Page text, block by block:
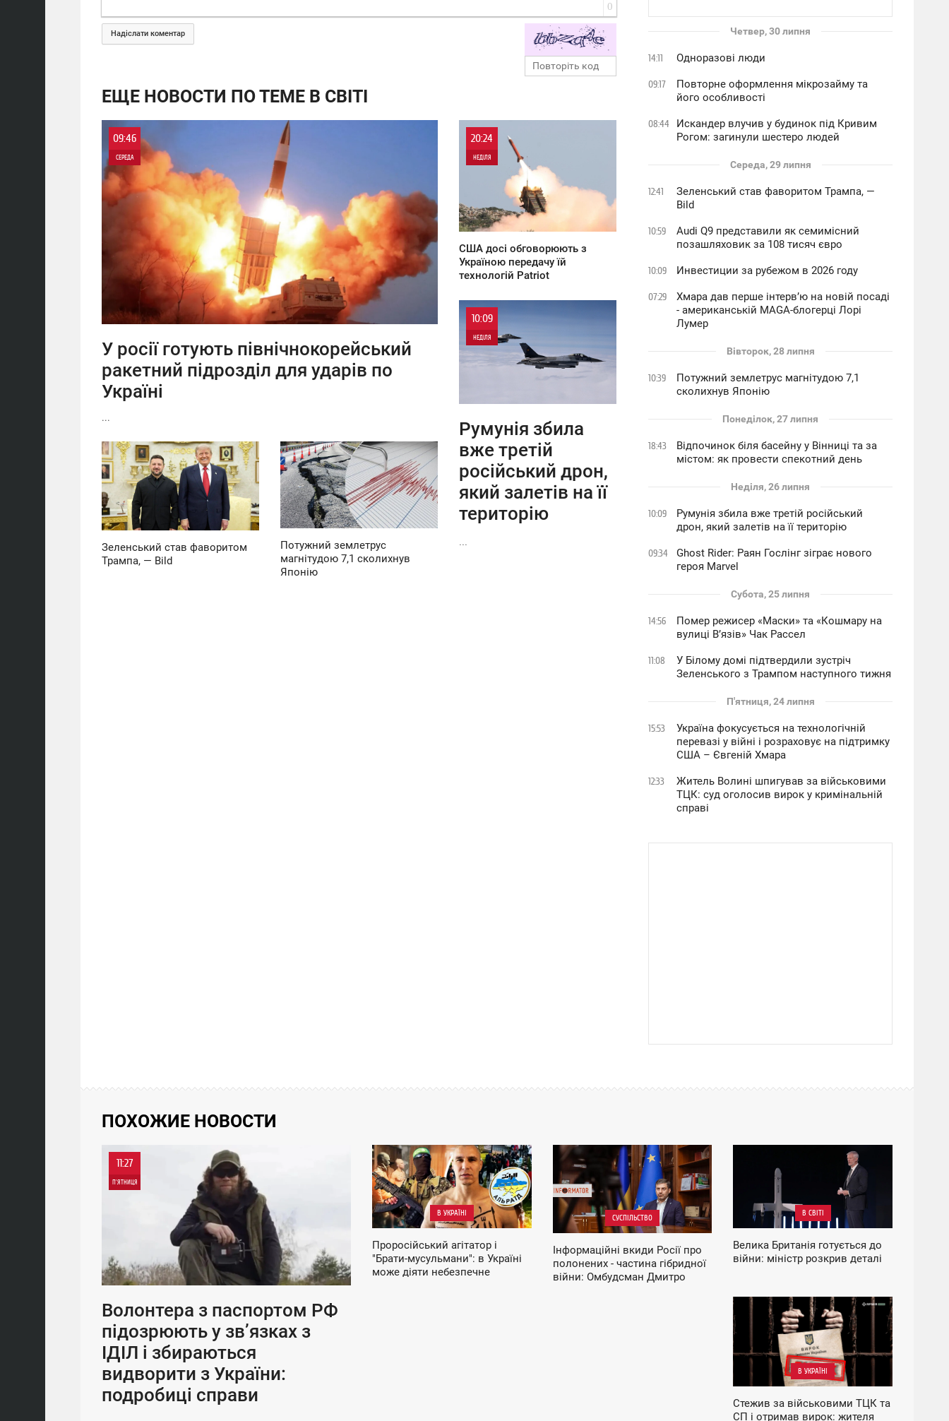
0
Надіслати коментар
ЕЩЕ НОВОСТИ ПО ТЕМЕ В СВІТІ
09:46
СЕРЕДА
У росії готують північнокорейський
ракетний підрозділ для ударів по
Україні
...
Зеленський став фаворитом
Трампа, — Bild
10:39
Потужний землетрус
магнітудою 7,1 сколихнув
Японію
20:24
НЕДІЛЯ
США досі обговорюють з
Україною передачу їй
технологій Patriot
10:09
НЕДІЛЯ
Румунія збила
вже третій
російський дрон,
який залетів на її
територію
...
Четвер, 30 липня
14:11 Одноразові люди
09:17
Повторне оформлення мікрозайму та
його особливості
08:44
Искандер влучив у будинок під Кривим
Рогом: загинули шестеро людей
Середа, 29 липня
12:41
Зеленський став фаворитом Трампа, —
Bild
10:59
Audi Q9 представили як семимісний
позашляховик за 108 тисяч євро
10:09 Инвестиции за рубежом в 2026 году
07:29
Хмара дав перше інтервʼю на новій посаді
- американській MAGA-блогерці Лорі
Лумер
Вівторок, 28 липня
10:39
Потужний землетрус магнітудою 7,1
сколихнув Японію
Понеділок, 27 липня
18:43
Відпочинок біля басейну у Вінниці та за
містом: як провести спекотний день
Неділя, 26 липня
10:09
Румунія збила вже третій російський
дрон, який залетів на її територію
09:34
Ghost Rider: Раян Гослінг зіграє нового
героя Marvel
Субота, 25 липня
14:56
Помер режисер «Маски» та «Кошмару на
вулиці В’язів» Чак Рассел
11:08
У Білому домі підтвердили зустріч
Зеленського з Трампом наступного тижня
П'ятниця, 24 липня
15:53
Україна фокусується на технологічній
перевазі у війні і розраховує на підтримку
США – Євгеній Хмара
12:33
Житель Волині шпигував за військовими
ТЦК: суд оголосив вирок у кримінальній
справі
ПОХОЖИЕ НОВОСТИ
11:27
П'ЯТНИЦЯ
Волонтера з паспортом РФ
підозрюють у зв’язках з
ІДІЛ і збираються
видворити з України:
подробиці справи
В УКРАЇНІ
Проросійський агітатор і
"Брати-мусульмани": в Україні
може діяти небезпечне
СУСПІЛЬСТВО
09:30
П'ЯТНИЦЯ
Інформаційні вкиди Росії про
полонених - частина гібридної
війни: Омбудсман Дмитро
В СВІТІ
П'ЯТНИЦЯ
Велика Британія готується до
війни: міністр розкрив деталі
В УКРАЇНІ
Стежив за військовими ТЦК та
СП і отримав вирок: жителя